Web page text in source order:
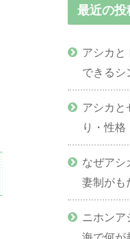
最近の投
アシカと
できるシ
アシカと
り・性
なぜアシ
妻制がも
ニホンア